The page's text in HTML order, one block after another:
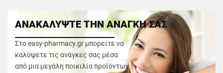
ΑΝΑΚΑΛΥΨΤΕ ΤΗΝ ΑΝΑΓΚΗ ΣΑΣ
Στο easy-pharmacy.gr μπορείτε να
καλύψετε τις ανάγκες σας μέσα
από μια μεγάλη ποικιλία προϊόντων